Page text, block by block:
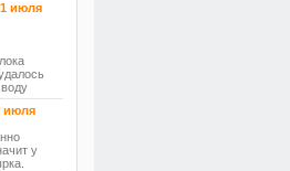
июля
июля
у